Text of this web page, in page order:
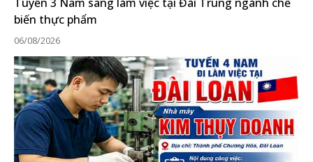
biến thực phẩm
06/08/2026